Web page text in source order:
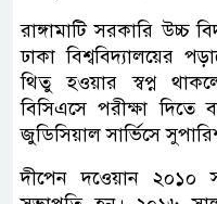
রাঙ্গামাটি সরকারি উচ্চ
ঢাকা বিশ্ববিদ্যালয়ের
থিতু হওয়ার স্বপ্ন
বিসিএসে পরীক্ষা দিতে
জুডিসিয়াল সার্ভিসে
দীপেন দওেয়ান ২০১০